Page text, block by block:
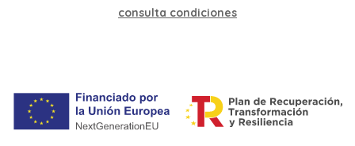
consulta condiciones